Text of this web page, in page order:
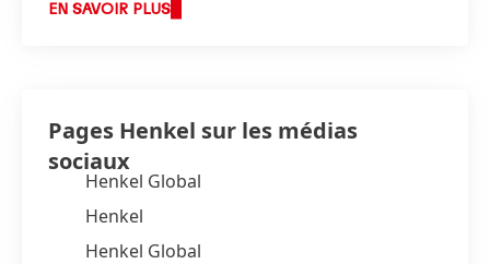
EN SAVOIR PLUS
Pages Henkel sur les médias
sociaux
Henkel Global
Henkel
Henkel Global